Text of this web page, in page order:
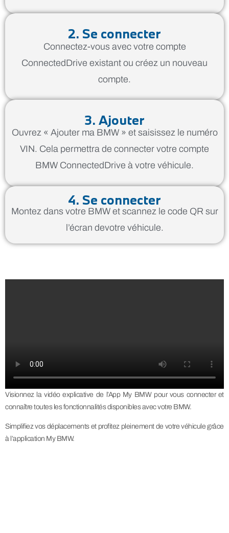
2. Se connecter
Connectez-vous avec votre compte
ConnectedDrive existant ou créez un nouveau
compte.
3. Ajouter
Ouvrez « Ajouter ma BMW » et saisissez le numéro
VIN. Cela permettra de connecter votre compte
BMW ConnectedDrive à votre véhicule.
4. Se connecter
Montez dans votre BMW et scannez le code QR sur
l’écran devotre véhicule.
Visionnez la vidéo explicative de l’App My BMW pour vous connecter et
connaître toutes les fonctionnalités disponibles avec votre BMW.
Simplifiez vos déplacements et profitez pleinement de votre véhicule grâce
à l’application My BMW.